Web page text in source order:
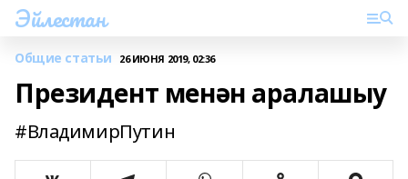
Эйлестан
Общие статьи 26 ИЮНЯ 2019, 02:36
Президент менән аралашыу
#ВладимирПутин